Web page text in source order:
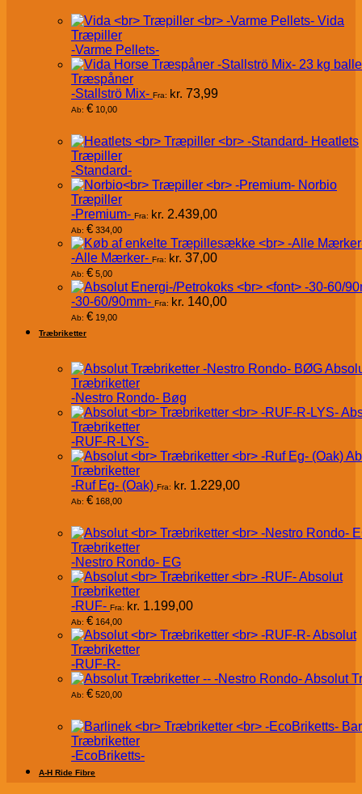
Vida
Træpiller
-Varme Pellets-
Træspåner
-Stallströ Mix- Fra: kr. 73,99
Ab: € 10,00
Heatlets
Træpiller
-Standard-
Norbio
Træpiller
-Premium- Fra: kr. 2.439,00
Ab: € 334,00
-Alle Mærker- Fra: kr. 37,00
Ab: € 5,00
-30-60/90mm- Fra: kr. 140,00
Ab: € 19,00
Træbriketter
Træbriketter
-Nestro Rondo- Bøg
Træbriketter
-RUF-R-LYS-
Træbriketter
-Ruf Eg- (Oak) Fra: kr. 1.229,00
Ab: € 168,00
Træbriketter
-Nestro Rondo- EG
Absolut
Træbriketter
-RUF- Fra: kr. 1.199,00
Ab: € 164,00
Absolut
Træbriketter
-RUF-R-
Absolut
Ab: € 520,00
Træbriketter
-EcoBriketts-
A-H Ride Fibre